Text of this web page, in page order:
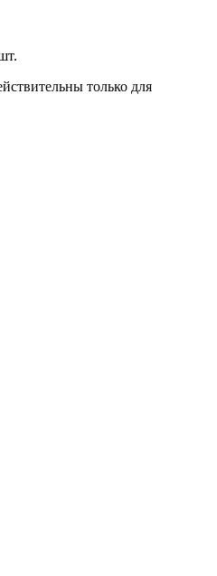
только для